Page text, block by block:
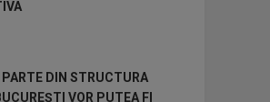
DIN STRUCTURA
VOR PUTEA FI